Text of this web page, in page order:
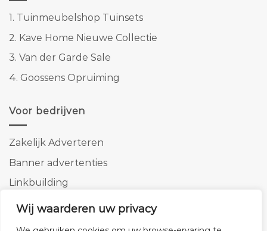
Wij waarderen uw privacy
1. Tuinmeubelshop Tuinsets
2. Kave Home Nieuwe Collectie
3. Van der Garde Sale
4. Goossens Opruiming
Voor bedrijven
Zakelijk Adverteren
Banner advertenties
Linkbuilding
SEO copywriting